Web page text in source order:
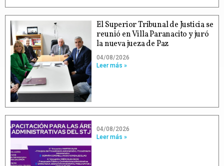
El Superior Tribunal de Justicia se
reunió en Villa Paranacito y juró
la nueva jueza de Paz
04/08/2026
Leer más »
04/08/2026
Leer más »